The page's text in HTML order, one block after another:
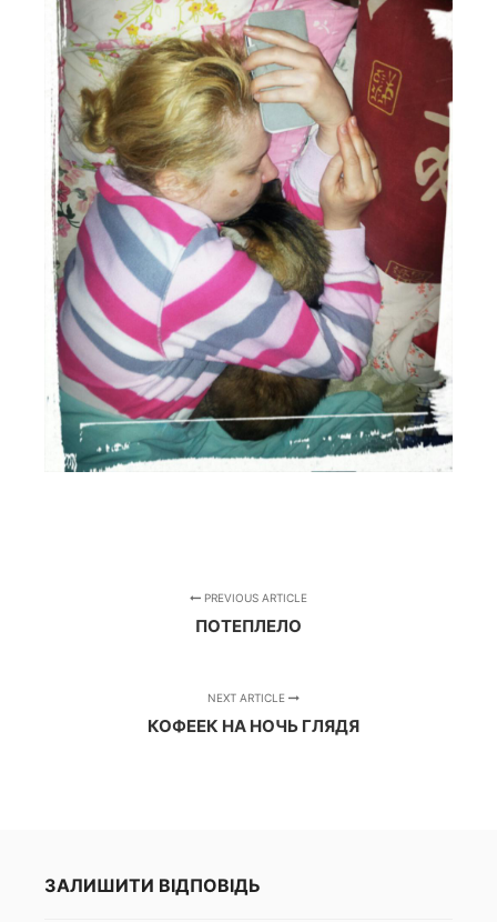
PREVIOUS ARTICLE
ПОТЕПЛЕЛО
NEXT ARTICLE
КОФЕЕК НА НОЧЬ ГЛЯДЯ
ЗАЛИШИТИ ВІДПОВІДЬ